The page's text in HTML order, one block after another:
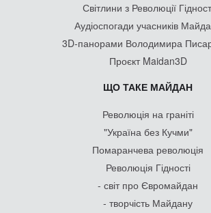
Світлини з Революції
Аудіоспогади учасників
3D-панорами Володимира
Проєкт Maidan3D
ЩО ТАКЕ МАЙДАН
Революція на граніті
"Україна без Кучми"
Помаранчева революція
Революція Гідності
- світ про Євромайдан
- творчість Майдану